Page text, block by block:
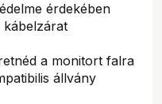
érdekében
kábelzárat
a monitort falra
állvány